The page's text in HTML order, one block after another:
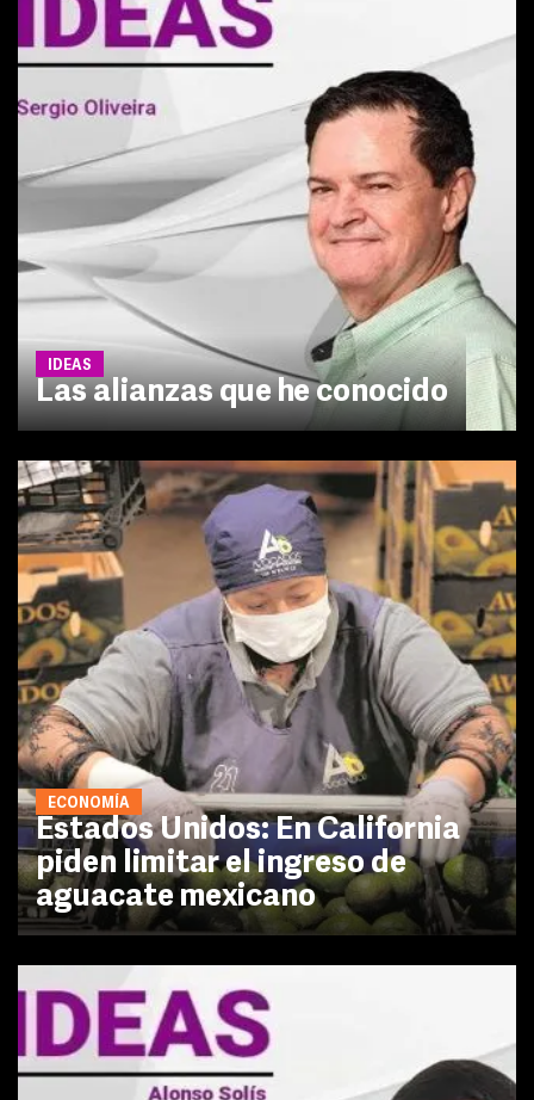
IDEAS
Las alianzas que he conocido
ECONOMÍA
Estados Unidos: En California
piden limitar el ingreso de
aguacate mexicano